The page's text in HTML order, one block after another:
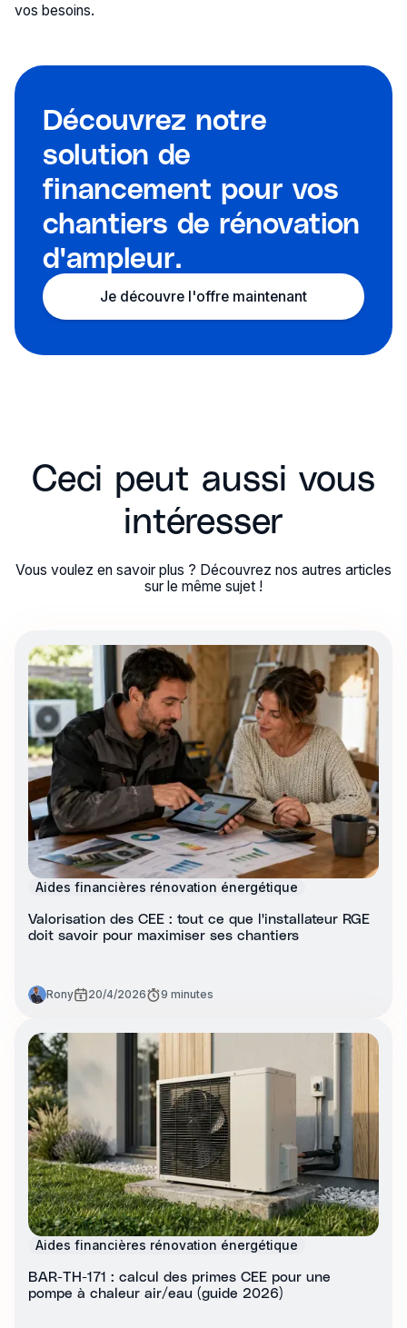
vos besoins.
Découvrez notre
solution de
financement pour vos
chantiers de rénovation
d'ampleur.
Je découvre l'offre maintenant
Ceci peut aussi vous
intéresser
Vous voulez en savoir plus ? Découvrez nos autres articles
sur le même sujet !
Aides financières rénovation énergétique
Valorisation des CEE : tout ce que l'installateur RGE
doit savoir pour maximiser ses chantiers
Rony 20/4/2026 9 minutes
Aides financières rénovation énergétique
BAR-TH-171 : calcul des primes CEE pour une
pompe à chaleur air/eau (guide 2026)